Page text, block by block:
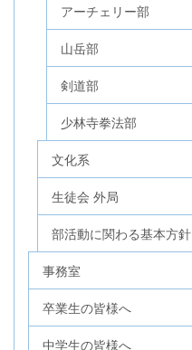
アーチェリー部
山岳部
剣道部
少林寺拳法部
文化系
生徒会 外局
部活動に関わる基本方針
事務室
卒業生の皆様へ
中学生の皆様へ